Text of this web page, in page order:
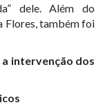
” dele. Além do
Flores também foi
intervenção dos